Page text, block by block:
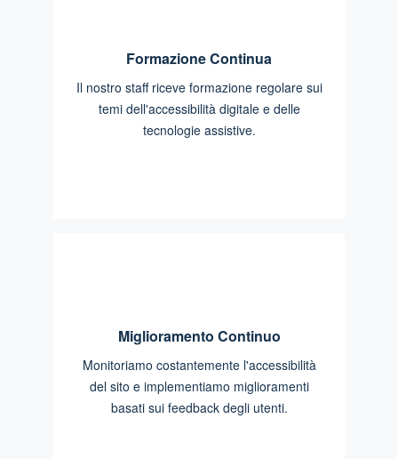
Formazione Continua
Il nostro staff riceve formazione regolare sui
temi dell'accessibilità digitale e delle
tecnologie assistive.
Miglioramento Continuo
Monitoriamo costantemente l'accessibilità
del sito e implementiamo miglioramenti
basati sui feedback degli utenti.